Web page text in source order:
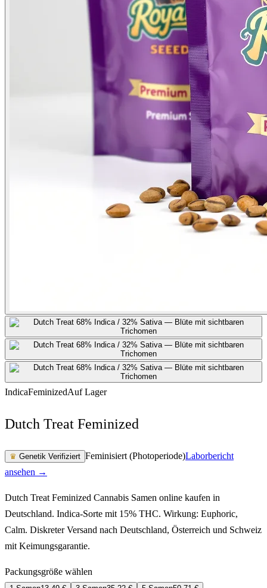
IndicaFeminizedAuf Lager
Dutch Treat Feminized
♛ Genetik Verifiziert Feminisiert (Photoperiode)Laborbericht
ansehen →
Dutch Treat Feminized Cannabis Samen online kaufen in
Deutschland. Indica-Sorte mit 15% THC. Wirkung: Euphoric,
Calm. Diskreter Versand nach Deutschland, Österreich und Schweiz
mit Keimungsgarantie.
Packungsgröße wählen